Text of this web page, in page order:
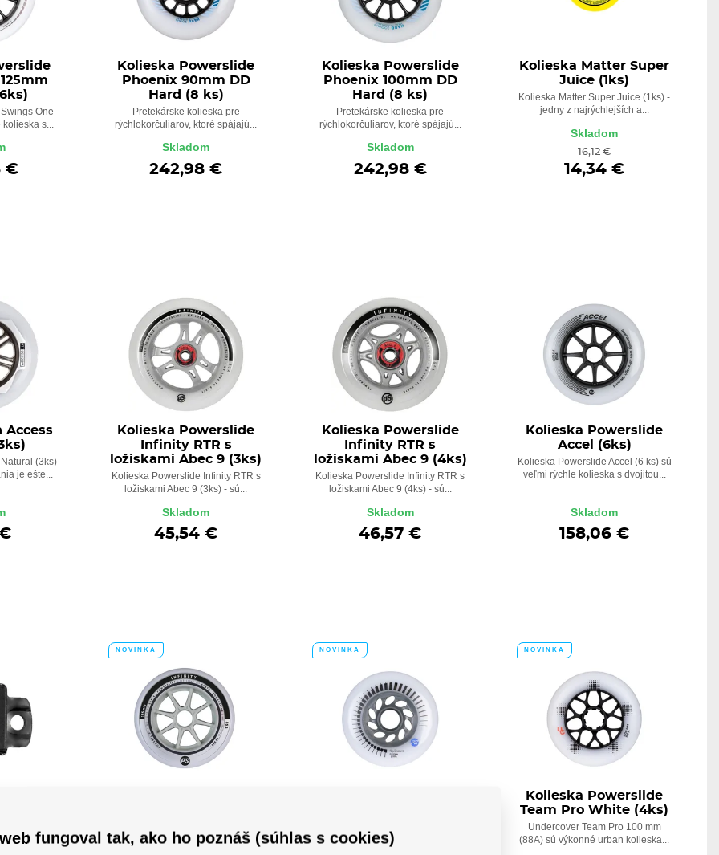
One
s...
€
Kolieska Powerslide
Phoenix 90mm DD
Hard (8 ks)
Pretekárske kolieska pre
rýchlokorčuliarov, ktoré spájajú...
Skladom
242,98 €
Kolieska Powerslide
Phoenix 100mm DD
Hard (8 ks)
Pretekárske kolieska pre
rýchlokorčuliarov, ktoré spájajú...
Skladom
242,98 €
Kolieska Matter Super
Juice (1ks)
Kolieska Matter Super Juice (1ks) -
jedny z najrýchlejších a...
Skladom
16,12 €
14,34 €
Access
(3ks)
je ešte...
Kolieska Powerslide
Infinity RTR s
ložiskami Abec 9 (3ks)
Kolieska Powerslide Infinity RTR s
ložiskami Abec 9 (3ks) - sú...
Skladom
45,54 €
Kolieska Powerslide
Infinity RTR s
ložiskami Abec 9 (4ks)
Kolieska Powerslide Infinity RTR s
ložiskami Abec 9 (4ks) - sú...
Skladom
46,57 €
Kolieska Powerslide
Accel (6ks)
Kolieska Powerslide Accel (6 ks) sú
veľmi rýchle kolieska s dvojitou...
Skladom
158,06 €
NOVINKA
Powerslide Infinity 125 mm / 85A sú
NOVINKA
univerzálnou voľbou pre urban...
NOVINKA
Kolieska Powerslide
Team Pro White (4ks)
Undercover Team Pro 100 mm
(88A) sú výkonné urban kolieska...
fungoval tak, ako ho poznáš (súhlas s cookies)